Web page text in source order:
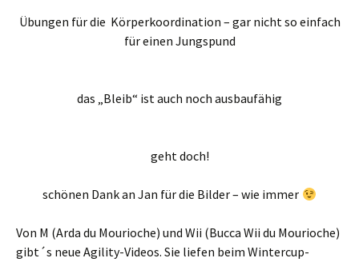
Übungen für die Körperkoordination – gar nicht so einfach
für einen Jungspund
das „Bleib“ ist auch noch ausbaufähig
geht doch!
schönen Dank an Jan für die Bilder – wie immer
Von M (Arda du Mourioche) und Wii (Bucca Wii du Mourioche)
gibt´s neue Agility-Videos. Sie liefen beim Wintercup-